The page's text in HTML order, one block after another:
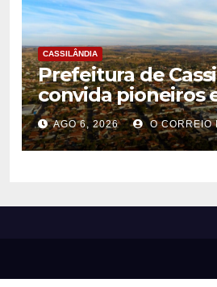
CASSILÂNDIA
Prefeitura de
convida pioneiros
moradores para
identidade do
AGO 6, 2026 O CORREIO